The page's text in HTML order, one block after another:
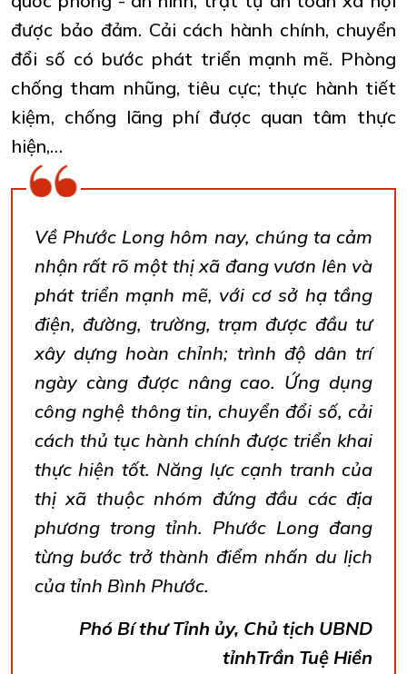
được bảo đảm. Cải cách hành chính, chuyển
đổi số có bước phát triển mạnh mẽ. Phòng
chống tham nhũng, tiêu cực; thực hành tiết
kiệm, chống lãng phí được quan tâm thực
hiện,…
Về Phước Long hôm nay, chúng ta cảm
nhận rất rõ một thị xã đang vươn lên và
phát triển mạnh mẽ, với cơ sở hạ tầng
điện, đường, trường, trạm được đầu tư
xây dựng hoàn chỉnh; trình độ dân trí
ngày càng được nâng cao. Ứng dụng
công nghệ thông tin, chuyển đổi số, cải
cách thủ tục hành chính được triển khai
thực hiện tốt. Năng lực cạnh tranh của
thị xã thuộc nhóm đứng đầu các địa
phương trong tỉnh. Phước Long đang
từng bước trở thành điểm nhấn du lịch
của tỉnh Bình Phước.
Phó Bí thư Tỉnh ủy, Chủ tịch UBND
tỉnhTrần Tuệ Hiền